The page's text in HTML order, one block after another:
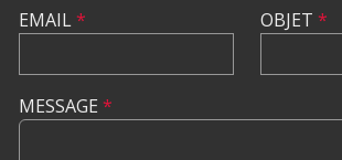
EMAIL* OBJET *
MESSAGE *